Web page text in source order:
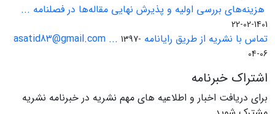
هزینه‌های بررسی اولیه و پذیرش نهایی مقاله‌ها در فصلنامه ...
1401-02-22
تماس با نشریه از طریق رایانامه asatid83@gmail.com ... 1397-
04-06
اشتراک خبرنامه
برای دریافت اخبار و اطلاعیه های مهم نشریه در خبرنامه نشریه